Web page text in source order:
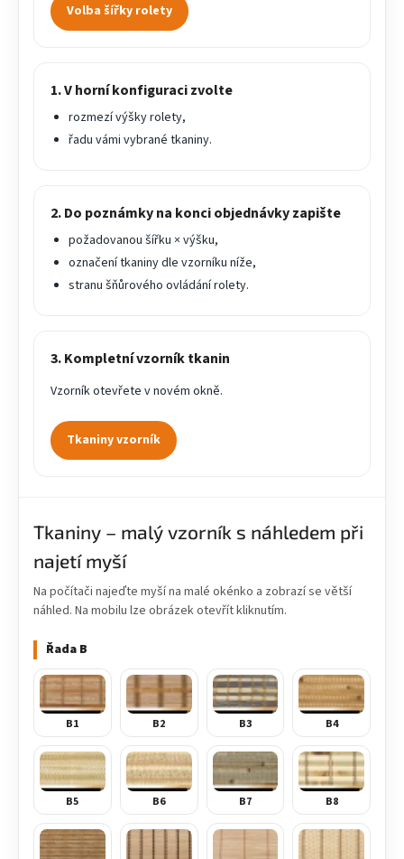
Volba šířky rolety
1. V horní konfiguraci zvolte
rozmezí výšky rolety,
řadu vámi vybrané tkaniny.
2. Do poznámky na konci objednávky zapište
požadovanou šířku × výšku,
označení tkaniny dle vzorníku níže,
stranu šňůrového ovládání rolety.
3. Kompletní vzorník tkanin
Vzorník otevřete v novém okně.
Tkaniny vzorník
Tkaniny – malý vzorník s náhledem při
najetí myší
Na počítači najeďte myší na malé okénko a zobrazí se větší
náhled. Na mobilu lze obrázek otevřít kliknutím.
Řada B
B1 B2 B3 B4
B5 B6 B7 B8